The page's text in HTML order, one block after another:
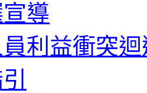
導
利益衝突